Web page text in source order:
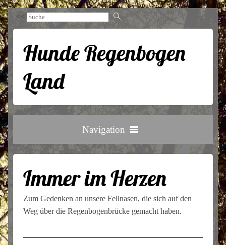
<<
Hunde Regenbogen
Land
Navigation
Gedenkseite
Infos
Kontakt
Immer im Herzen
Zum Gedenken an unsere Fellnasen, die sich auf den
Weg über die Regenbogenbrücke gemacht haben.